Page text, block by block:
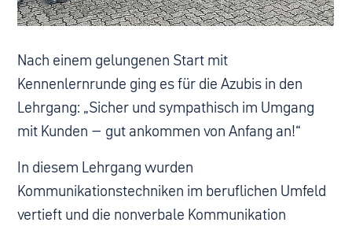
Nach einem gelungenen Start mit
Kennenlernrunde ging es für die Azubis in den
Lehrgang: „Sicher und sympathisch im Umgang
mit Kunden – gut ankommen von Anfang an!“
In diesem Lehrgang wurden
Kommunikationstechniken im beruflichen Umfeld
vertieft und die nonverbale Kommunikation